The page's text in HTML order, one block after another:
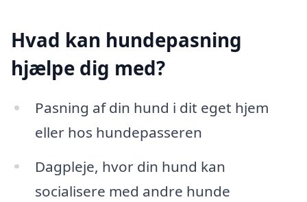
Hvad kan hundepasning
hjælpe dig med?
Pasning af din hund i dit eget hjem
eller hos hundepasseren
Dagpleje, hvor din hund kan
socialisere med andre hunde